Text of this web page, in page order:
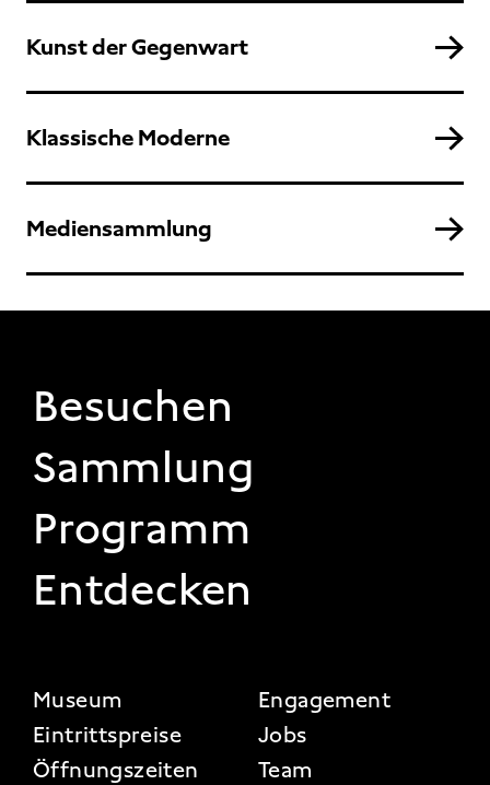
Kunst der Gegenwart
Klassische Moderne
Mediensammlung
FOOTER 1
Besuchen
Sammlung
Programm
Entdecken
FOOTER 2
Museum
Eintrittspreise
Öffnungszeiten
Engagement
Jobs
Team